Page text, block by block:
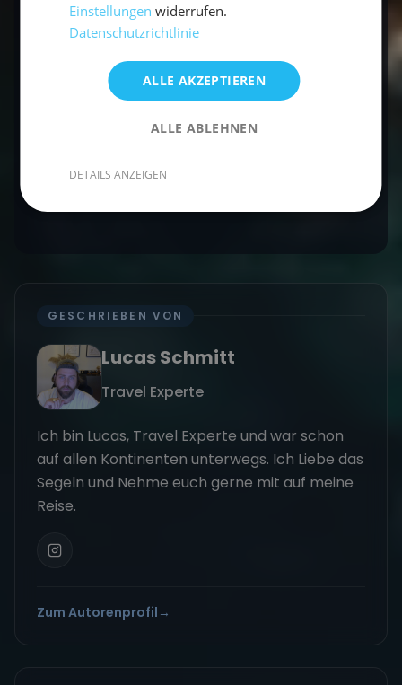
Segelurlaub Kroatien wiederholen. Der Skipper
hat uns auch den Segeltörn Griechenland für
Studenten empfohlen. Eventuell eine Option?
Kontakt
Buchen
GESCHRIEBEN VON
Lucas Schmitt
Travel Experte
Ich bin Lucas, Travel Experte und war schon
auf allen Kontinenten unterwegs. Ich Liebe das
Segeln und Nehme euch gerne mit auf meine
Reise.
Zum Autorenprofil →
Einstellungen widerrufen.
Datenschutzrichtlinie
ALLE AKZEPTIEREN
ALLE ABLEHNEN
DETAILS ANZEIGEN